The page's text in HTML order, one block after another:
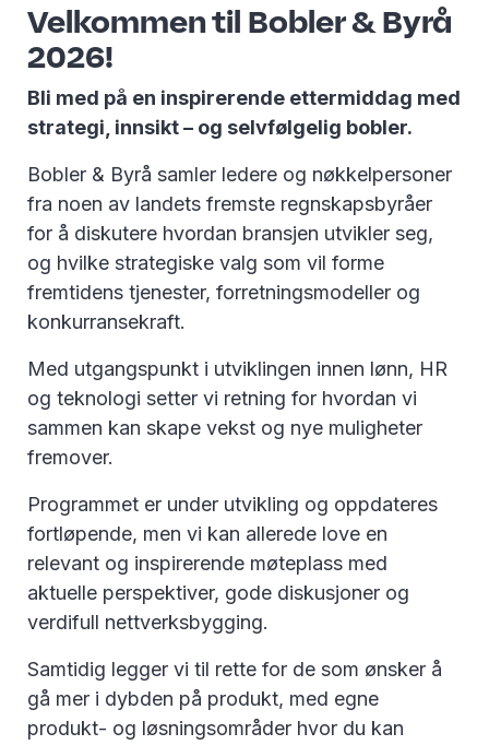
Velkommen til Bobler & Byrå
2026!
Bli med på en inspirerende ettermiddag med
strategi, innsikt – og selvfølgelig bobler.
Bobler & Byrå samler ledere og nøkkelpersoner
fra noen av landets fremste regnskapsbyråer
for å diskutere hvordan bransjen utvikler seg,
og hvilke strategiske valg som vil forme
fremtidens tjenester, forretningsmodeller og
konkurransekraft.
Med utgangspunkt i utviklingen innen lønn, HR
og teknologi setter vi retning for hvordan vi
sammen kan skape vekst og nye muligheter
fremover.
Programmet er under utvikling og oppdateres
fortløpende, men vi kan allerede love en
relevant og inspirerende møteplass med
aktuelle perspektiver, gode diskusjoner og
verdifull nettverksbygging.
Samtidig legger vi til rette for de som ønsker å
gå mer i dybden på produkt, med egne
produkt- og løsningsområder hvor du kan